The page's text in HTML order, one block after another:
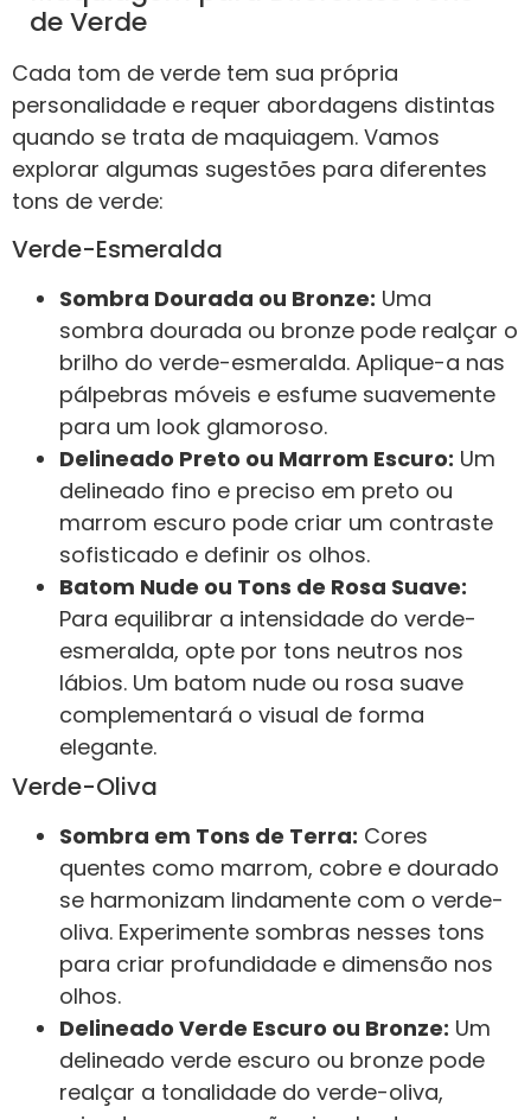
de Verde
Cada tom de verde tem sua própria
personalidade e requer abordagens distintas
quando se trata de maquiagem. Vamos
explorar algumas sugestões para diferentes
tons de verde:
Verde-Esmeralda
Sombra Dourada ou Bronze: Uma
sombra dourada ou bronze pode realçar o
brilho do verde-esmeralda. Aplique-a nas
pálpebras móveis e esfume suavemente
para um look glamoroso.
Delineado Preto ou Marrom Escuro: Um
delineado fino e preciso em preto ou
marrom escuro pode criar um contraste
sofisticado e definir os olhos.
Batom Nude ou Tons de Rosa Suave:
Para equilibrar a intensidade do verde-
esmeralda, opte por tons neutros nos
lábios. Um batom nude ou rosa suave
complementará o visual de forma
elegante.
Verde-Oliva
Sombra em Tons de Terra: Cores
quentes como marrom, cobre e dourado
se harmonizam lindamente com o verde-
oliva. Experimente sombras nesses tons
para criar profundidade e dimensão nos
olhos.
Delineado Verde Escuro ou Bronze: Um
delineado verde escuro ou bronze pode
realçar a tonalidade do verde-oliva,